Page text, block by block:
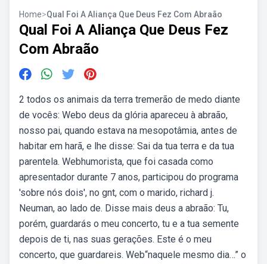
Home>Qual Foi A Aliança Que Deus Fez Com Abraão
Qual Foi A Aliança Que Deus Fez
Com Abraão
2 todos os animais da terra tre­merão de medo diante
de vocês: Webo deus da glória apareceu à abraão,
nosso pai, quando estava na mesopotâmia, antes de
habitar em harã, e lhe disse: Sai da tua terra e da tua
parentela. Webhumorista, que foi casada como
apresentador durante 7 anos, participou do programa
'sobre nós dois', no gnt, com o marido, richard j.
Neuman, ao lado de. Disse mais deus a abraão: Tu,
porém, guardarás o meu concerto, tu e a tua semente
depois de ti, nas suas gerações. Este é o meu
concerto, que guardareis. Web“naquele mesmo dia…” o